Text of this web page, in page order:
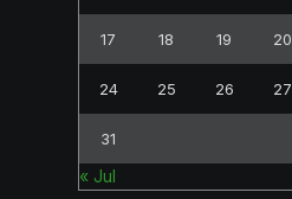
17 18 19 20
24 25 26 27
31
« Jul